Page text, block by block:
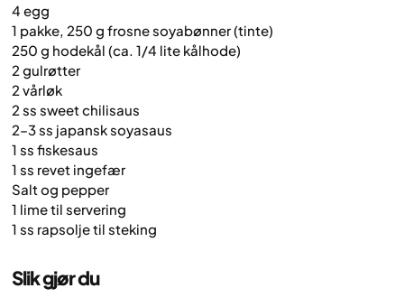
4 egg
1 pakke, 250 g frosne soyabønner (tinte)
250 g hodekål (ca. 1/4 lite kålhode)
2 gulrøtter
2 vårløk
2 ss sweet chilisaus
2–3 ss japansk soyasaus
1 ss fiskesaus
1 ss revet ingefær
Salt og pepper
1 lime til servering
1 ss rapsolje til steking
Slik gjør du